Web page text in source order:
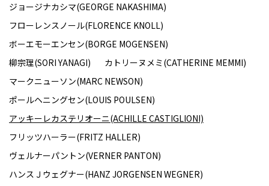
ジョージナカシマ(GEORGE NAKASHIMA)
フローレンスノール(FLORENCE KNOLL)
ボーエモーエンセン(BORGE MOGENSEN)
柳宗理(SORI YANAGI)
カトリーヌメミ(CATHERINE MEMMI)
マークニューソン(MARC NEWSON)
ポールヘニングセン(LOUIS POULSEN)
アッキーレカステリオーニ(ACHILLE CASTIGLIONI)
フリッツハーラー(FRITZ HALLER)
ヴェルナーパントン(VERNER PANTON)
ハンスＪウェグナー(HANZ JORGENSEN WEGNER)